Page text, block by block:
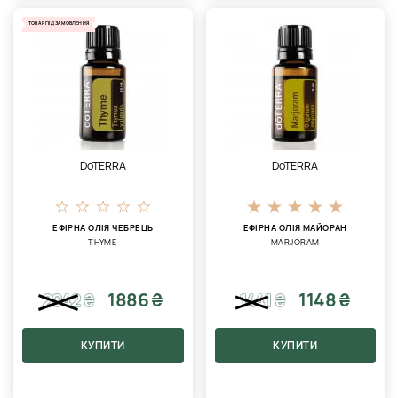
ТОВАР ПІД ЗАМОВЛЕННЯ
DoTERRA
ЕФІРНА ОЛІЯ ЧЕБРЕЦЬ
THYME
2042₴ 1886 ₴
КУПИТИ
DoTERRA
ЕФІРНА ОЛІЯ МАЙОРАН
MARJORAM
1441₴ 1148 ₴
КУПИТИ